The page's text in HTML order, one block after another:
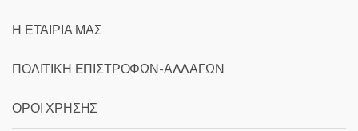
Η ΕΤΑΙΡΙΑ ΜΑΣ
ΠΟΛΙΤΙΚΗ ΕΠΙΣΤΡΟΦΩΝ-ΑΛΛΑΓΩΝ
ΟΡΟΙ ΧΡΗΣΗΣ